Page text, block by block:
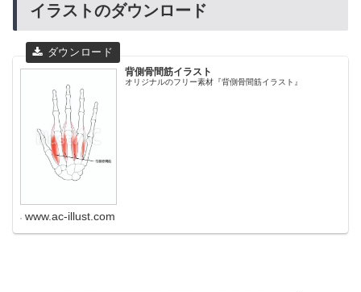
イラストのダウンロード
背側骨間筋イラスト
オリジナルのフリー素材『背側骨間筋イラスト』
www.ac-illust.com